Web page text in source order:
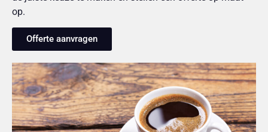
op.
Offerte aanvragen